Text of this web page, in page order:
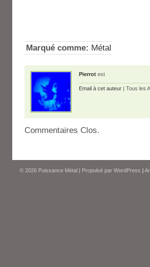
Marqué comme: Métal
Pierrot est
Email à cet auteur | Tous les
Commentaires Clos.
© 2026 Puissance Métal | Propulsé par WordPress |